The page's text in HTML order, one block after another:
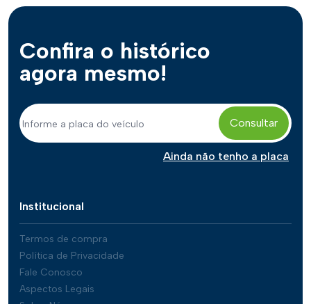
Confira o histórico
agora mesmo!
Consultar
Ainda não tenho a placa
Institucional
Termos de compra
Política de Privacidade
Fale Conosco
Aspectos Legais